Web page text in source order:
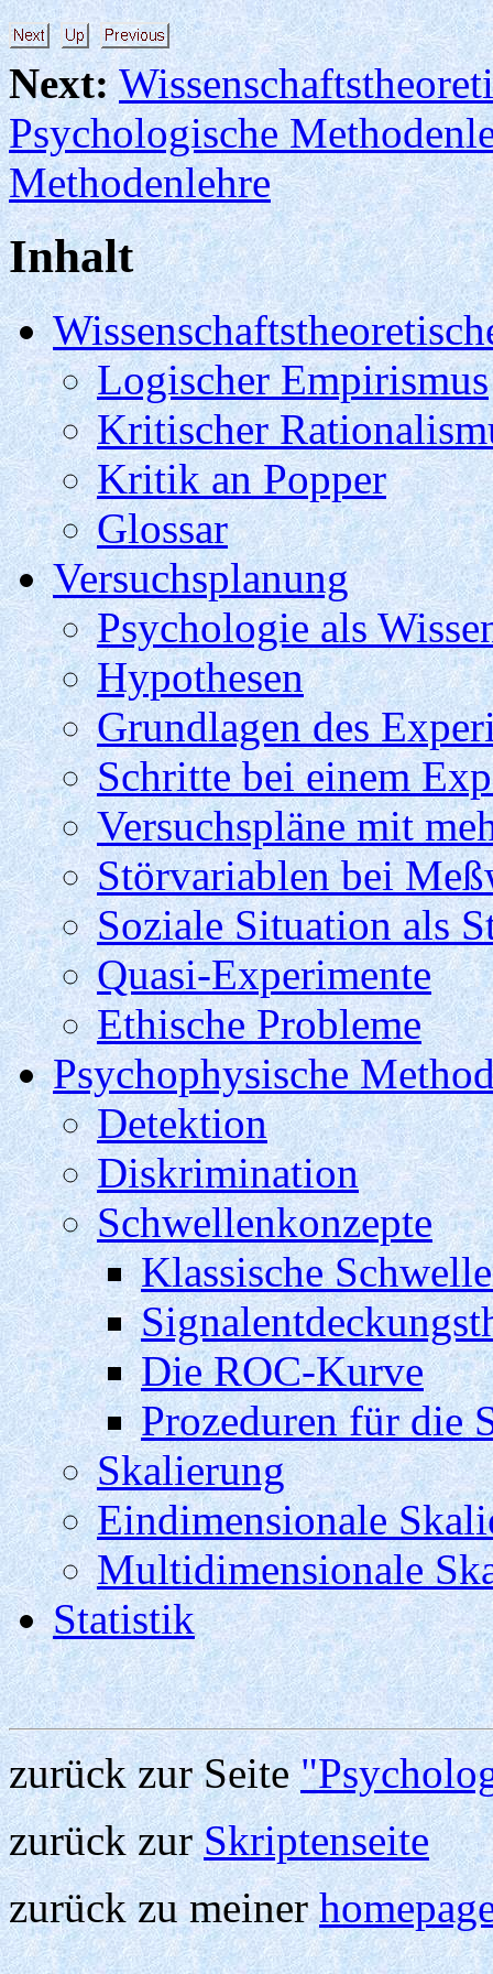
Next:
Psychologische
Methodenlehre
Inhalt
Logischer Empirismus
Kritischer
Kritik an Popper
Glossar
Versuchsplanung
Psychologie als
Hypothesen
Grundlagen des
Schritte bei einem
Versuchspläne mit
Störvariablen bei
Soziale Situation als
Quasi-Experimente
Ethische Probleme
Psychophysische
Detektion
Diskrimination
Schwellenkonzepte
Klassische
Die ROC-Kurve
Prozeduren für die
Skalierung
Eindimensionale
Multidimensionale
Statistik
zurück zur Seite
zurück zurSkriptenseite
zurück zu meiner